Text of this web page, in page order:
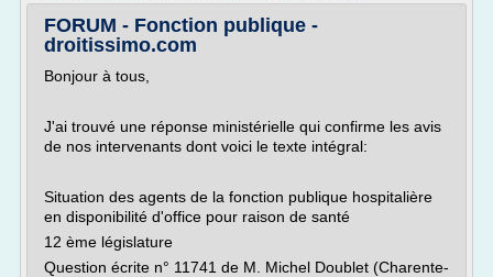
FORUM - Fonction publique -
droitissimo.com
Bonjour à tous,
J'ai trouvé une réponse ministérielle qui confirme les avis
de nos intervenants dont voici le texte intégral:
Situation des agents de la fonction publique hospitalière
en disponibilité d'office pour raison de santé
12 ème législature
Question écrite n° 11741 de M. Michel Doublet (Charente-